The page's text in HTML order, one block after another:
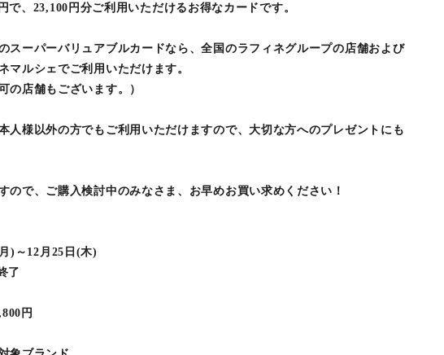
で、23,100円分ご利用いただけるお得なカードです。
スーパーバリュアブルカードなら、全国のラフィネグループの店舗および
マルシェでご利用いただけます。
の店舗もございます。）
人様以外の方でもご利用いただけますので、大切な方へのプレゼントにも
ので、ご購入検討中のみなさま、お早めお買い求めください！
)～12月25日(木)
了
円